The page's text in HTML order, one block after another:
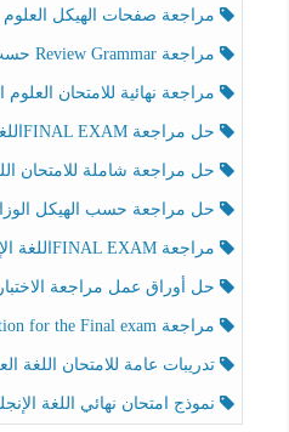
مراجعة صفحات الهيكل العلوم المتكاملة
مراجعة Review Grammar حسب الهيكل اللغة الإنجليزية الصف الخامس الفصل الثالث
مراجعة نهائية للامتحان العلوم
حل مراجعة FINAL EXAMاللغة الإنجليزية الصف الخامس الفصل الثالث
حل مراجعة شاملة للامتحان اللغة
حل مراجعة حسب الهيكل الوزاري العلوم
مراجعة FINAL EXAMاللغة الإنجليزية الصف الخامس الفصل الثالث
حل أوراق عمل مراجعة الاختبار النهائي
مراجعة Preparation for the Final exam اللغة الإنجليزية الصف الرابع الفصل الثالث
تدريبات عامة للامتحان اللغة
نموذج امتحان نهائي اللغة